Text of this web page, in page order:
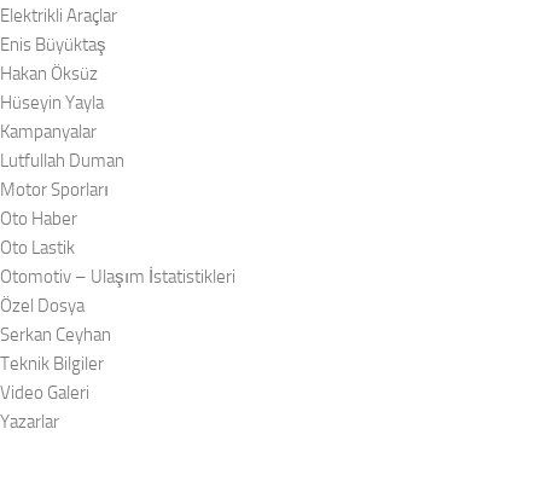
Elektrikli Araçlar
Enis Büyüktaş
Hakan Öksüz
Hüseyin Yayla
Kampanyalar
Lutfullah Duman
Motor Sporları
Oto Haber
Oto Lastik
Otomotiv – Ulaşım İstatistikleri
Özel Dosya
Serkan Ceyhan
Teknik Bilgiler
Video Galeri
Yazarlar